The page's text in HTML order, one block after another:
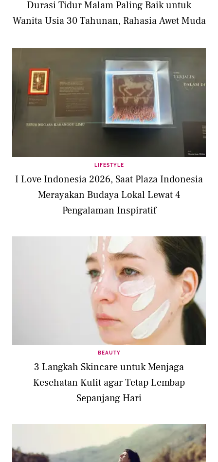
Durasi Tidur Malam Paling Baik untuk
Wanita Usia 30 Tahunan, Rahasia Awet Muda
LIFESTYLE
I Love Indonesia 2026, Saat Plaza Indonesia
Merayakan Budaya Lokal Lewat 4
Pengalaman Inspiratif
BEAUTY
3 Langkah Skincare untuk Menjaga
Kesehatan Kulit agar Tetap Lembap
Sepanjang Hari